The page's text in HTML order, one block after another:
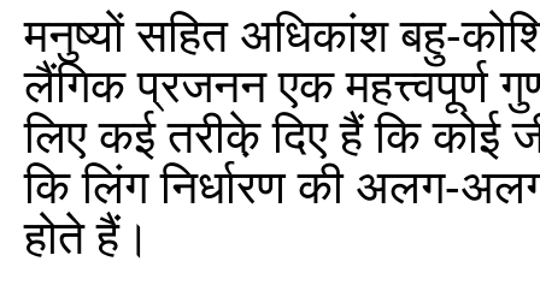
मनुष्यों सहित अधिकांश बहु-
लैंगिक प्रजनन एक महत्त्वपूर्ण
लिए कई तरीके़ दिए हैं कि कोई
कि लिंग निर्धारण की अलग-
होते हैं।